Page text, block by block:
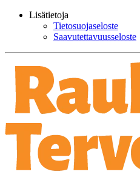
Lisätietoja
Tietosuojaseloste
Saavutettavuusseloste